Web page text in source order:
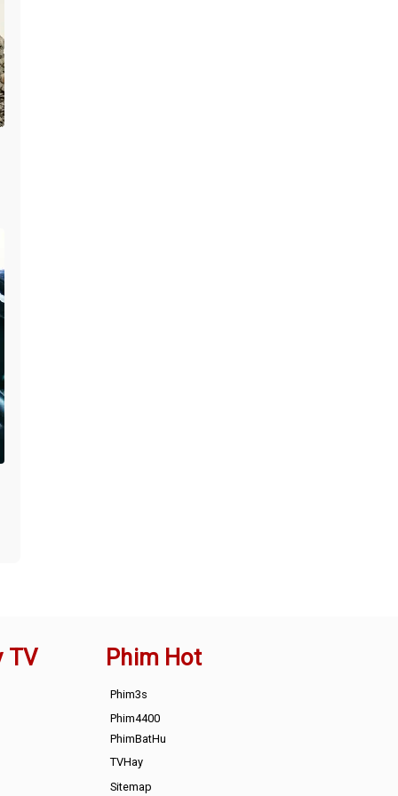
TV Phim Hot
Phim3s
Phim4400
PhimBatHu
TVHay
Sitemap